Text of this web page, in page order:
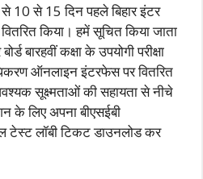
से 10 से 15 दिन पहले बिहार इंटर
किया। हमें सूचित किया जाता
बारहवीं कक्षा के उपयोगी परीक्षा
ऑनलाइन इंटरफेस पर वितरित
सूक्ष्मताओं की सहायता से नीचे
के लिए अपना बीएसईबी
टेस्ट लॉबी टिकट डाउनलोड कर